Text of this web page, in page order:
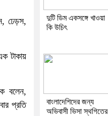
ঢেড়স,
টাকায়
বলেন,
প্রতি
দুটি ডিম একসঙ্গে খাওয়া
কি উচিৎ
বাংলাদেশিদের জন্য
অভিবাসী ভিসা স্থগিতের